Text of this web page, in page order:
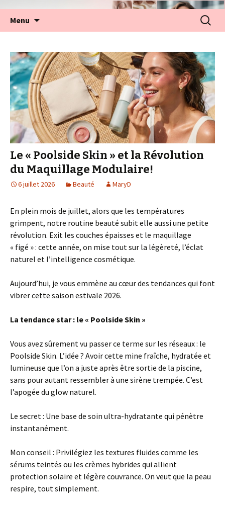
Menu
Le « Poolside Skin » et la Révolution
du Maquillage Modulaire!
6 juillet 2026 Beauté MaryD
En plein mois de juillet, alors que les températures
grimpent, notre routine beauté subit elle aussi une petite
révolution. Exit les couches épaisses et le maquillage
« figé » : cette année, on mise tout sur la légèreté, l’éclat
naturel et l’intelligence cosmétique.
Aujourd’hui, je vous emmène au cœur des tendances qui font
vibrer cette saison estivale 2026.
La tendance star : le « Poolside Skin »
Vous avez sûrement vu passer ce terme sur les réseaux : le
Poolside Skin. L’idée ? Avoir cette mine fraîche, hydratée et
lumineuse que l’on a juste après être sortie de la piscine,
sans pour autant ressembler à une sirène trempée. C’est
l’apogée du glow naturel.
Le secret : Une base de soin ultra-hydratante qui pénètre
instantanément.
Mon conseil : Privilégiez les textures fluides comme les
sérums teintés ou les crèmes hybrides qui allient
protection solaire et légère couvrance. On veut que la peau
respire, tout simplement.